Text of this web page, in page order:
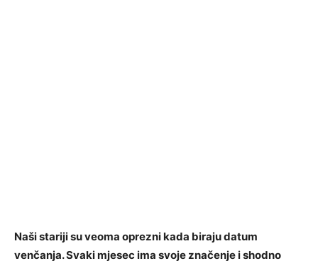
Naši stariji su veoma oprezni kada biraju datum
venčanja. Svaki mjesec ima svoje značenje i shodno